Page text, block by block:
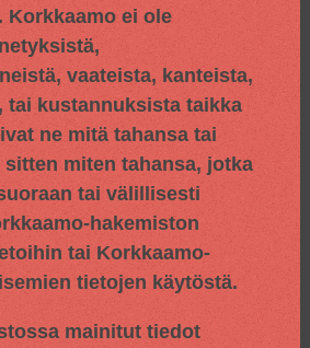
Korkkaamo ei ole
vaateista, kanteista,
tai kustannuksista taikka
ne mitä tahansa tai
miten tahansa, jotka
tai välillisesti
hakemiston
tai Korkkaamo-
tietojen käytöstä.
mainitut tiedot